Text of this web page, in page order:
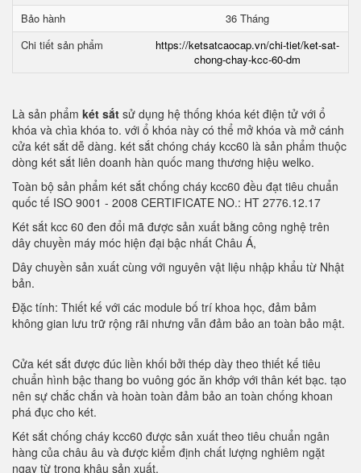
Bảo hành
36 Tháng
Chi tiết sản phẩm
https://ketsatcaocap.vn/chi-tiet/ket-sat-
chong-chay-kcc-60-dm
Là sản phẩm két sắt sử dụng hệ thống khóa két điện tử với ổ
khóa và chìa khóa to. với ổ khóa này có thể mở khóa và mở cánh
cửa két sắt dễ dàng. két sắt chóng cháy kcc60 là sản phẩm thuộc
dòng két sắt liên doanh hàn quốc mang thương hiệu welko.
Toàn bộ sản phẩm két sắt chống cháy kcc60 đều đạt tiêu chuẩn
quốc tế ISO 9001 - 2008 CERTIFICATE NO.: HT 2776.12.17
Két sắt kcc 60 đen đổi mã được sản xuất bằng công nghệ trên
dây chuyền máy móc hiện đại bậc nhất Châu Á,
Dây chuyền sản xuất cùng với nguyên vật liệu nhập khẩu từ Nhật
bản.
Đặc tính: Thiết kế với các module bố trí khoa học, đảm bảm
không gian lưu trữ rộng rãi nhưng vẫn đảm bảo an toàn bảo mật.
Cửa két sắt được đúc liền khối bởi thép dày theo thiết kế tiêu
chuẩn hình bậc thang bo vuông góc ăn khớp với thân két bạc. tạo
nên sự chắc chắn và hoàn toàn đảm bảo an toàn chống khoan
phá đục cho két.
Két sắt chống cháy kcc60 được sản xuất theo tiêu chuẩn ngân
hàng của châu âu và được kiểm định chất lượng nghiêm ngặt
ngay từ trong khâu sản xuất.